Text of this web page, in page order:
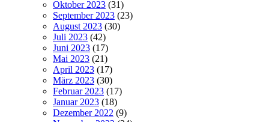
Oktober 2023 (31)
September 2023 (23)
August 2023 (30)
Juli 2023 (42)
Juni 2023 (17)
Mai 2023 (21)
April 2023 (17)
März 2023 (30)
Februar 2023 (17)
Januar 2023 (18)
Dezember 2022 (9)